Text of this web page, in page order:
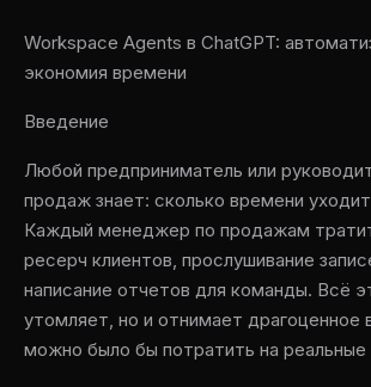
Workspace Agents в ChatGPT:
экономия времени
Введение
Любой предприниматель или
продаж знает: сколько времени
Каждый менеджер по продажам
ресерч клиентов, прослушивание
написание отчетов для команды. Всё
утомляет, но и отнимает драгоценное
можно было бы потратить на